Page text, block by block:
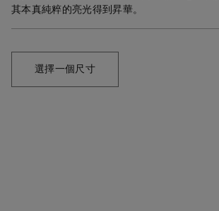
其本真純粹的亮光得到昇華。
選擇一個尺寸